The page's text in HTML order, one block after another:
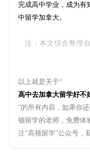
完成高中学业，成为有
中留学加拿大。
注：本文综合整理
以上就是关于“
高中去加拿大留学好不
”的所有内容，如果你
顿留学的老师，免费体
注“高顿留学”公众号，